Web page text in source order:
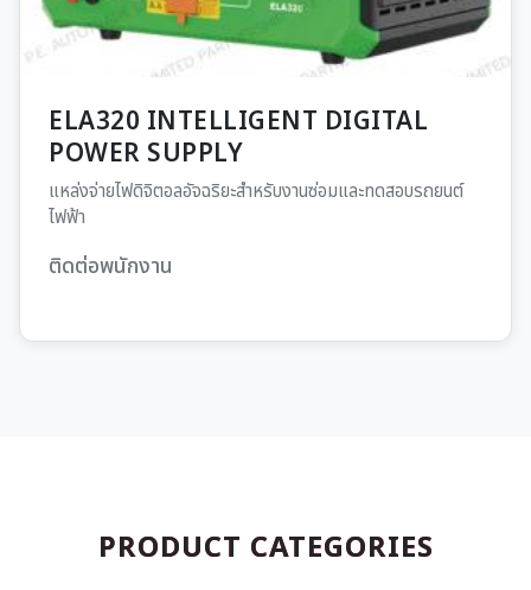
ELA320 INTELLIGENT DIGITAL
POWER SUPPLY
แหล่งจ่ายไฟดิจิตอลอัจฉริยะสำหรับงานซ่อมและทดสอบรถยนต์
ไฟฟ้า
ติดต่อพนักงาน
PRODUCT CATEGORIES